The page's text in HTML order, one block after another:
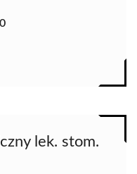
lek. stom.